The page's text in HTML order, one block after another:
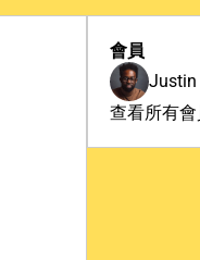
會員
Justin
查看所有會